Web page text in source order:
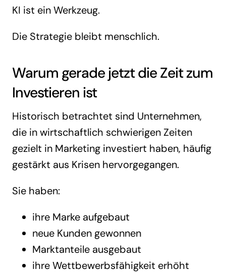
KI ist ein Werkzeug.
Die Strategie bleibt menschlich.
Warum gerade jetzt die Zeit zum
Investieren ist
Historisch betrachtet sind Unternehmen,
die in wirtschaftlich schwierigen Zeiten
gezielt in Marketing investiert haben, häufig
gestärkt aus Krisen hervorgegangen.
Sie haben:
ihre Marke aufgebaut
neue Kunden gewonnen
Marktanteile ausgebaut
ihre Wettbewerbsfähigkeit erhöht